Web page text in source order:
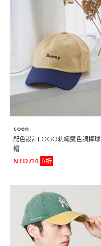
coen
配色設計LOGO刺繡雙色調棒球
帽
NTD714
6折